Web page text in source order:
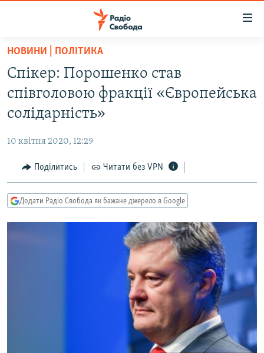
Перейти
основного
матеріалу
Перейти
до
основної
Перейти
до
пошуку
ВСЕ ЗА ДОБУ
СТАТТІ
СУСПІЛЬСТВО
РОСІЙСЬКА «ФІЛЬТРАЦІЯ»
ДОНБАС.РЕАЛІЇ
ТИ ЯК?
НОВИНИ | ПОЛІТИКА
Спікер: Порошенко став
співголовою фракції «Європейська
солідарність»
10 квітня 2020, 12:29
Поділитись Читати без VPN
Додати Радіо Свобода як бажане джерело в Google